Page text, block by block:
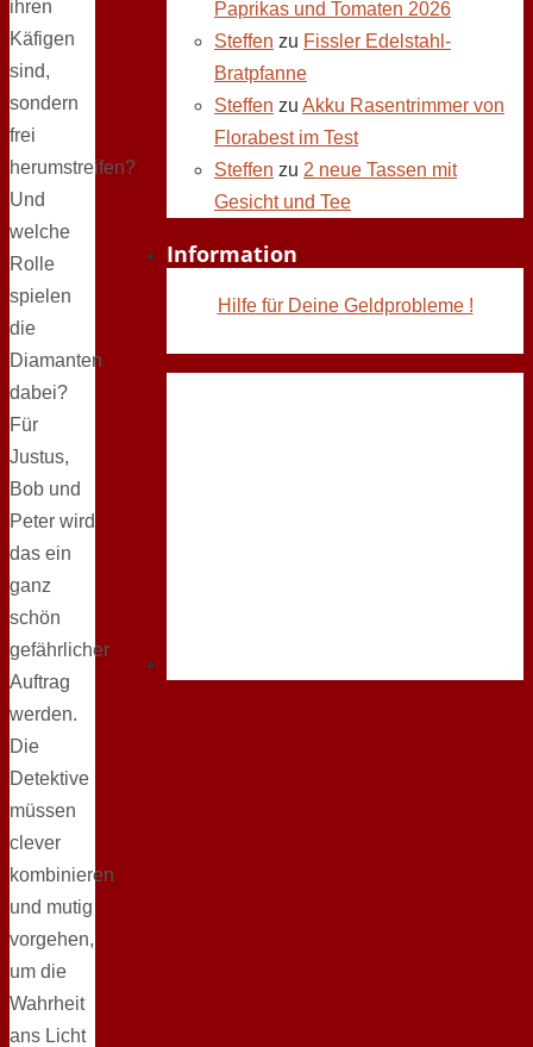
ihren
Käfigen
sind,
sondern
frei
herumstreifen?
Und
welche
Rolle
spielen
die
Diamanten
dabei?
Für
Justus,
Bob und
Peter wird
das ein
ganz
schön
gefährlicher
Auftrag
werden.
Die
Detektive
müssen
clever
kombinieren
und mutig
vorgehen,
um die
Wahrheit
ans Licht
Paprikas und Tomaten 2026
Steffen zu Fissler Edelstahl-
Bratpfanne
Steffen zu Akku Rasentrimmer von
Florabest im Test
Steffen zu 2 neue Tassen mit
Gesicht und Tee
Information
Hilfe für Deine Geldprobleme !